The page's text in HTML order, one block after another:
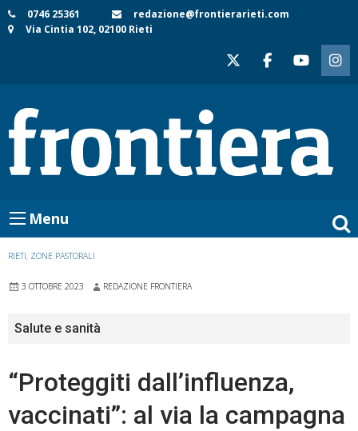
Skip
to
0746 25361
redazione@frontierarieti.com
Via Cintia 102, 02100 Rieti
Menu
RIETI, ZONE PASTORALI
3 OTTOBRE 2023 REDAZIONE FRONTIERA
Salute e sanità
“Proteggiti dall’influenza,
vaccinati”: al via la campagna